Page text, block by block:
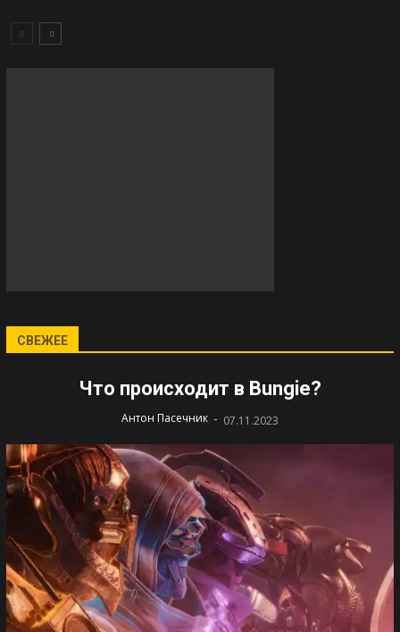
СВЕЖЕЕ
Что происходит в Bungie?
Антон Пасечник - 07.11.2023